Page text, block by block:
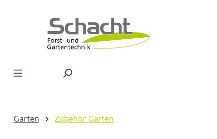
Garten Zubehör Garten